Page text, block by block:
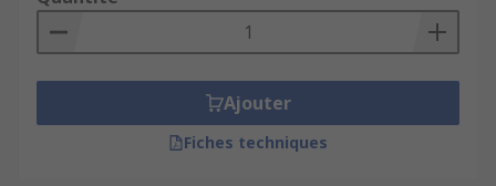
Ajouter
Fiches techniques